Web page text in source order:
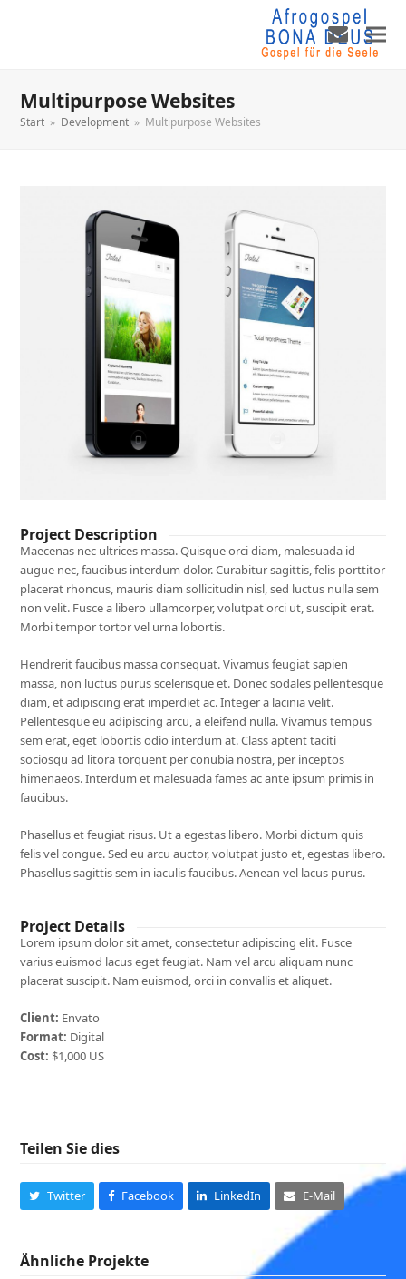
Multipurpose Websites
Start » Development » Multipurpose Websites
Project Description
Maecenas nec ultrices massa. Quisque orci diam, malesuada id
augue nec, faucibus interdum dolor. Curabitur sagittis, felis porttitor
placerat rhoncus, mauris diam sollicitudin nisl, sed luctus nulla sem
non velit. Fusce a libero ullamcorper, volutpat orci ut, suscipit erat.
Morbi tempor tortor vel urna lobortis.
Hendrerit faucibus massa consequat. Vivamus feugiat sapien
massa, non luctus purus scelerisque et. Donec sodales pellentesque
diam, et adipiscing erat imperdiet ac. Integer a lacinia velit.
Pellentesque eu adipiscing arcu, a eleifend nulla. Vivamus tempus
sem erat, eget lobortis odio interdum at. Class aptent taciti
sociosqu ad litora torquent per conubia nostra, per inceptos
himenaeos. Interdum et malesuada fames ac ante ipsum primis in
faucibus.
Phasellus et feugiat risus. Ut a egestas libero. Morbi dictum quis
felis vel congue. Sed eu arcu auctor, volutpat justo et, egestas libero.
Phasellus sagittis sem in iaculis faucibus. Aenean vel lacus purus.
Project Details
Lorem ipsum dolor sit amet, consectetur adipiscing elit. Fusce
varius euismod lacus eget feugiat. Nam vel arcu aliquam nunc
placerat suscipit. Nam euismod, orci in convallis et aliquet.
Client: Envato
Format: Digital
Cost: $1,000 US
Teilen Sie dies
Twitter Facebook LinkedIn E-Mail
Ähnliche Projekte